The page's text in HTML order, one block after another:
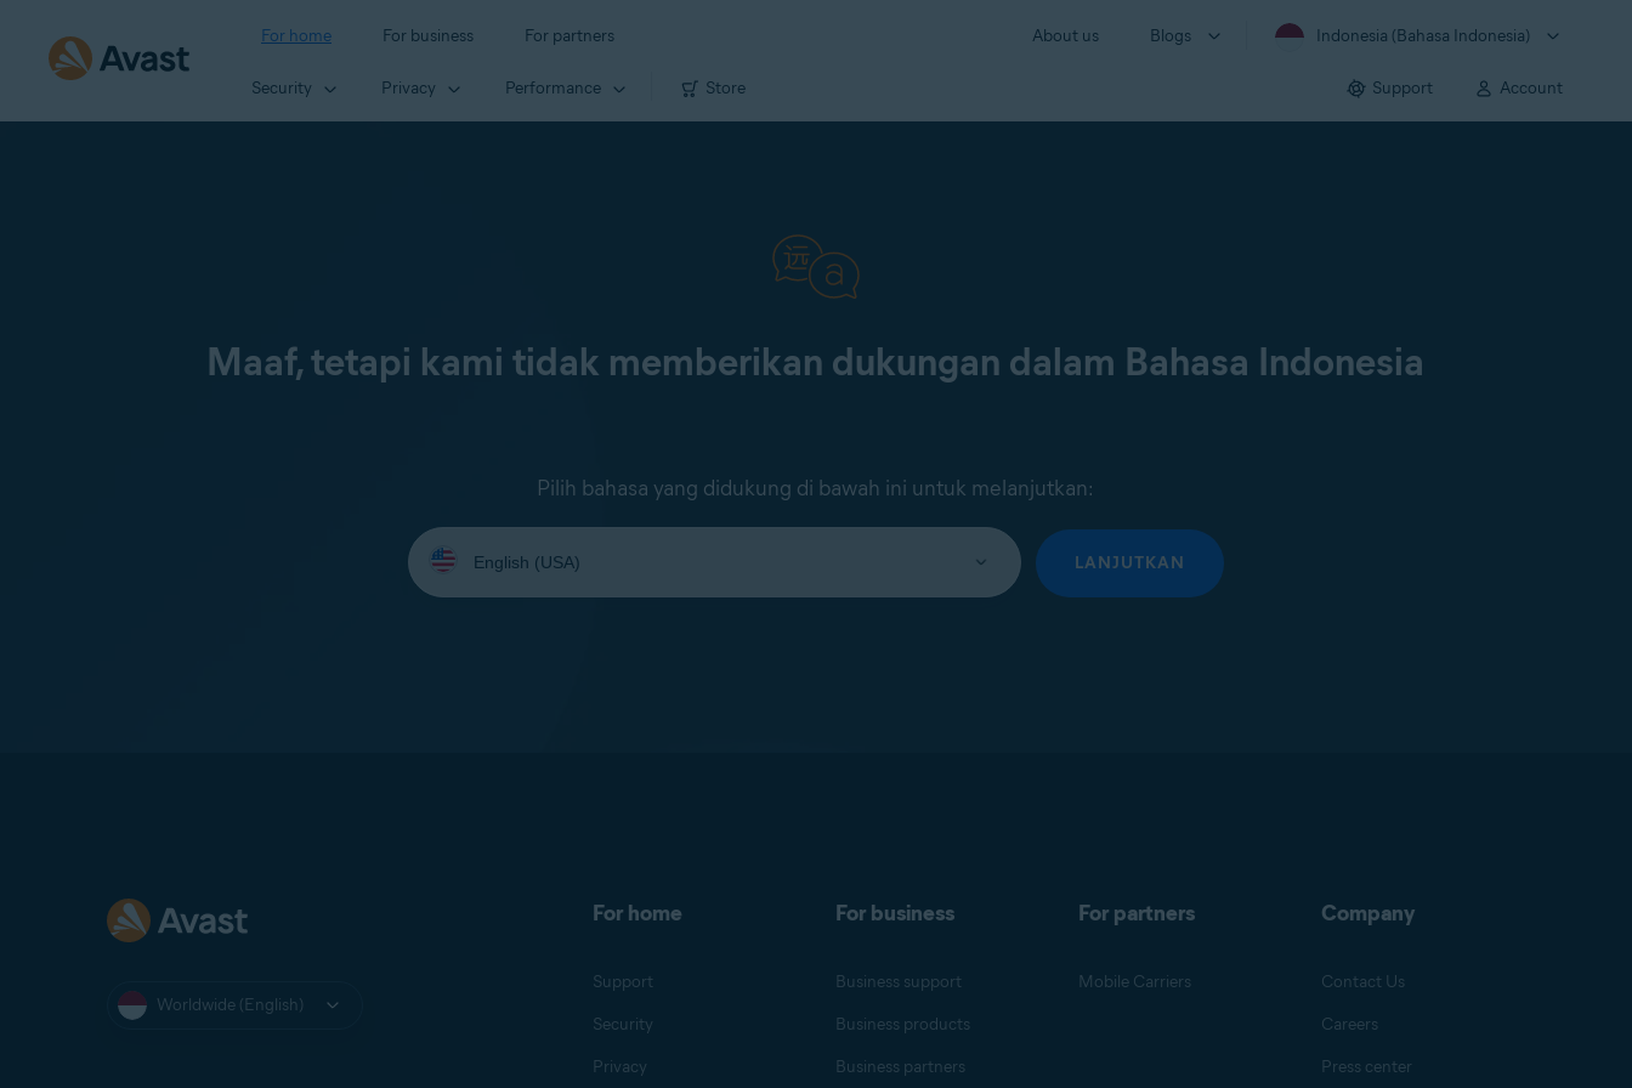
For home For business For partners About us Blogs Indonesia (Bahasa Indonesia)
Security Privacy Performance Store Support Account
Maaf, tetapi kami tidak memberikan dukungan dalam Bahasa Indonesia
Pilih bahasa yang didukung di bawah ini untuk melanjutkan:
Select
your
language:
LANJUTKAN
Worldwide (English)
For home
Support
Security
Privacy
For business
Business support
Business products
Business partners
For partners
Mobile Carriers
Company
Contact Us
Careers
Press center